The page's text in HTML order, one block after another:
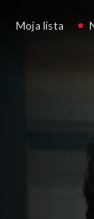
Moja lista